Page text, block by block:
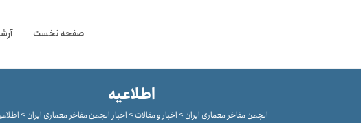
صفحه نخست
اطلاعیه
انجمن مفاخر معماری ایران >اخبار و مقالات >اخبار انجمن مفاخر معماری ایران >